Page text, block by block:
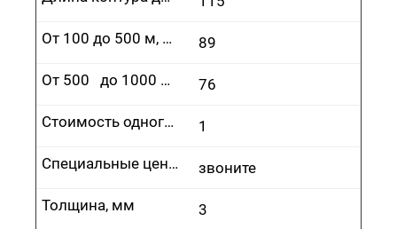
89
От 100 до 500 м, руб.
76
От 500 до 1000 м, руб.
1
Стоимость одного врезания, руб.
звоните
Специальные цены
3
Толщина, мм